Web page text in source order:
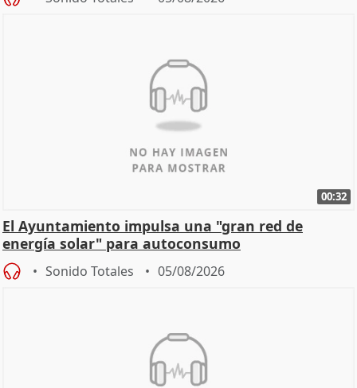
00:32
El Ayuntamiento impulsa una "gran red de
energía solar" para autoconsumo
Sonido Totales 05/08/2026